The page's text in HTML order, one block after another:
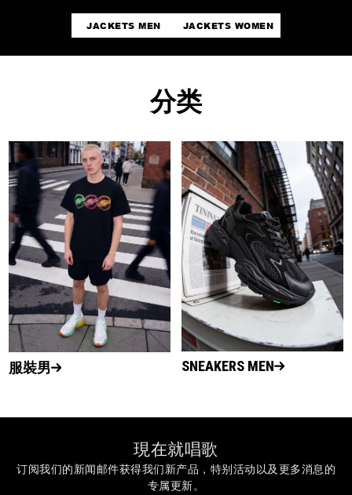
JACKETS MEN JACKETS WOMEN
分类
服裝男 SNEAKERS MEN
現在就唱歌
订阅我们的新闻邮件获得我们新产品，特别活动以及更多消息的
专属更新。